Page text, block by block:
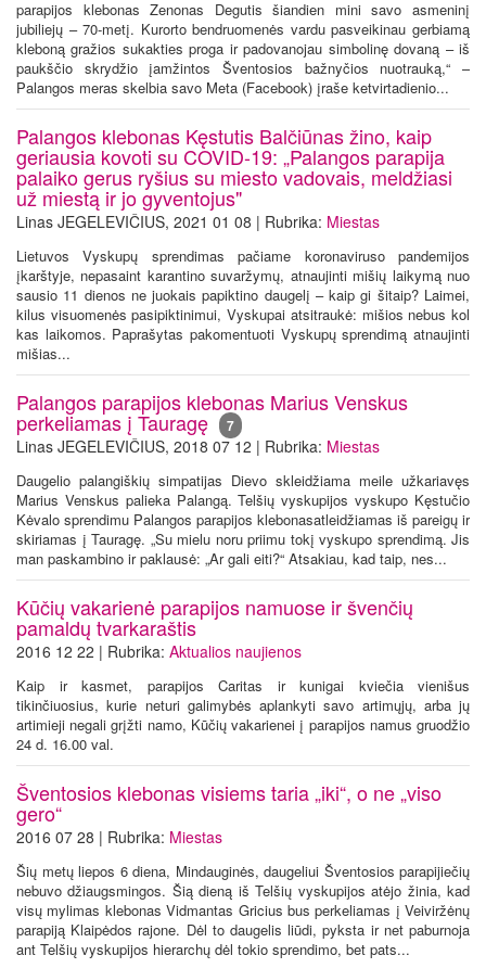
parapijos klebonas Zenonas Degutis šiandien mini savo asmeninį
jubiliejų – 70-metį. Kurorto bendruomenės vardu pasveikinau gerbiamą
kleboną gražios sukakties proga ir padovanojau simbolinę dovaną – iš
paukščio skrydžio įamžintos Šventosios bažnyčios nuotrauką,“ –
Palangos meras skelbia savo Meta (Facebook) įraše ketvirtadienio...
Palangos klebonas Kęstutis Balčiūnas žino, kaip
geriausia kovoti su COVID-19: „Palangos parapija
palaiko gerus ryšius su miesto vadovais, meldžiasi
už miestą ir jo gyventojus"
Linas JEGELEVIČIUS, 2021 01 08 | Rubrika: Miestas
Lietuvos Vyskupų sprendimas pačiame koronaviruso pandemijos
įkarštyje, nepasaint karantino suvaržymų, atnaujinti mišių laikymą nuo
sausio 11 dienos ne juokais papiktino daugelį – kaip gi šitaip? Laimei,
kilus visuomenės pasipiktinimui, Vyskupai atsitraukė: mišios nebus kol
kas laikomos. Paprašytas pakomentuoti Vyskupų sprendimą atnaujinti
mišias...
Palangos parapijos klebonas Marius Venskus
perkeliamas į Tauragę 7
Linas JEGELEVIČIUS, 2018 07 12 | Rubrika: Miestas
Daugelio palangiškių simpatijas Dievo skleidžiama meile užkariavęs
Marius Venskus palieka Palangą. Telšių vyskupijos vyskupo Kęstučio
Kėvalo sprendimu Palangos parapijos klebonasatleidžiamas iš pareigų ir
skiriamas į Tauragę. „Su mielu noru priimu tokį vyskupo sprendimą. Jis
man paskambino ir paklausė: „Ar gali eiti?“ Atsakiau, kad taip, nes...
Kūčių vakarienė parapijos namuose ir švenčių
pamaldų tvarkaraštis
2016 12 22 | Rubrika: Aktualios naujienos
Kaip ir kasmet, parapijos Caritas ir kunigai kviečia vienišus
tikinčiuosius, kurie neturi galimybės aplankyti savo artimųjų, arba jų
artimieji negali grįžti namo, Kūčių vakarienei į parapijos namus gruodžio
24 d. 16.00 val.
Šventosios klebonas visiems taria „iki“, o ne „viso
gero“
2016 07 28 | Rubrika: Miestas
Šių metų liepos 6 diena, Mindauginės, daugeliui Šventosios parapijiečių
nebuvo džiaugsmingos. Šią dieną iš Telšių vyskupijos atėjo žinia, kad
visų mylimas klebonas Vidmantas Gricius bus perkeliamas į Veiviržėnų
parapiją Klaipėdos rajone. Dėl to daugelis liūdi, pyksta ir net paburnoja
ant Telšių vyskupijos hierarchų dėl tokio sprendimo, bet pats...